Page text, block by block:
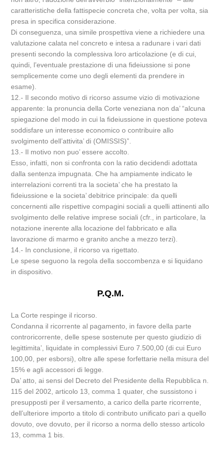
caratteristiche della fattispecie concreta che, volta per volta, sia
presa in specifica considerazione.
Di conseguenza, una simile prospettiva viene a richiedere una
valutazione calata nel concreto e intesa a radunare i vari dati
presenti secondo la complessiva loro articolazione (e di cui,
quindi, l’eventuale prestazione di una fideiussione si pone
semplicemente come uno degli elementi da prendere in
esame).
12.- Il secondo motivo di ricorso assume vizio di motivazione
apparente: la pronuncia della Corte veneziana non da’ “alcuna
spiegazione del modo in cui la fideiussione in questione poteva
soddisfare un interesse economico o contribuire allo
svolgimento dell’attivita’ di (OMISSIS)”.
13.- Il motivo non puo’ essere accolto.
Esso, infatti, non si confronta con la ratio decidendi adottata
dalla sentenza impugnata. Che ha ampiamente indicato le
interrelazioni correnti tra la societa’ che ha prestato la
fideiussione e la societa’ debitrice principale: da quelli
concernenti alle rispettive compagini sociali a quelli attinenti allo
svolgimento delle relative imprese sociali (cfr., in particolare, la
notazione inerente alla locazione del fabbricato e alla
lavorazione di marmo e granito anche a mezzo terzi).
14.- In conclusione, il ricorso va rigettato.
Le spese seguono la regola della soccombenza e si liquidano
in dispositivo.
P.Q.M.
La Corte respinge il ricorso.
Condanna il ricorrente al pagamento, in favore della parte
controricorrente, delle spese sostenute per questo giudizio di
legittimita’, liquidate in complessivi Euro 7.500,00 (di cui Euro
100,00, per esborsi), oltre alle spese forfettarie nella misura del
15% e agli accessori di legge.
Da’ atto, ai sensi del Decreto del Presidente della Repubblica n.
115 del 2002, articolo 13, comma 1 quater, che sussistono i
presupposti per il versamento, a carico della parte ricorrente,
dell’ulteriore importo a titolo di contributo unificato pari a quello
dovuto, ove dovuto, per il ricorso a norma dello stesso articolo
13, comma 1 bis.